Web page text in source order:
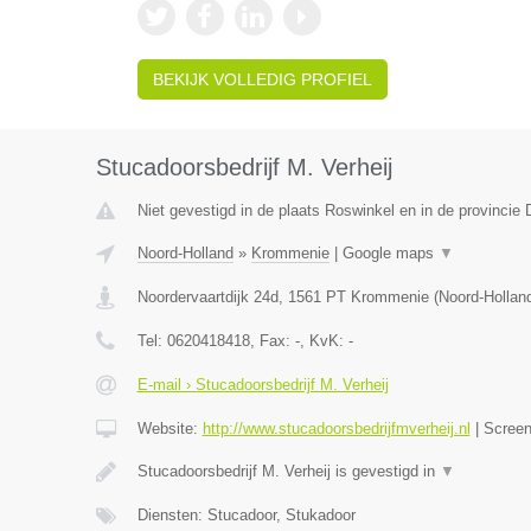
BEKIJK VOLLEDIG PROFIEL
Stucadoorsbedrijf M. Verheij
Niet gevestigd in de plaats Roswinkel en in de provincie
Noord-Holland » Krommenie| Google maps ▼
Noordervaartdijk 24d, 1561 PT Krommenie(Noord-
Tel: 0620418418, Fax: -, KvK: -
E-mail › Stucadoorsbedrijf M. Verheij
Website: http://www.stucadoorsbedrijfmverheij.nl
Stucadoorsbedrijf M. Verheij is gevestigd in ▼
Diensten: Stucadoor, Stukadoor